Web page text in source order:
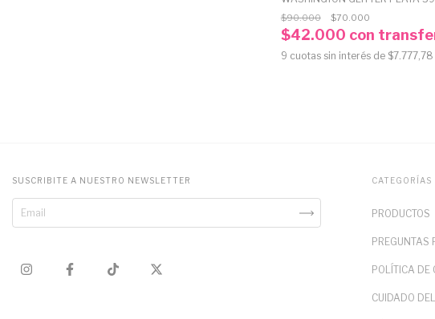
$90.000 $70.000
$42.000 con
9 cuotas sin interés de $7.777,78
SUSCRIBITE A NUESTRO NEWSLETTER CATEGORÍAS
PRODUCTOS
PREGUNTAS
POLÍTICA DE
CUIDADO